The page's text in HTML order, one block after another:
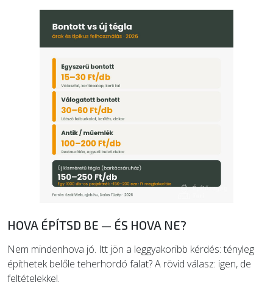
HOVA ÉPÍTSD BE — ÉS HOVA NE?
Nem mindenhova jó. Itt jön a leggyakoribb kérdés: tényleg
építhetek belőle teherhordó falat? A rövid válasz: igen, de
feltételekkel.